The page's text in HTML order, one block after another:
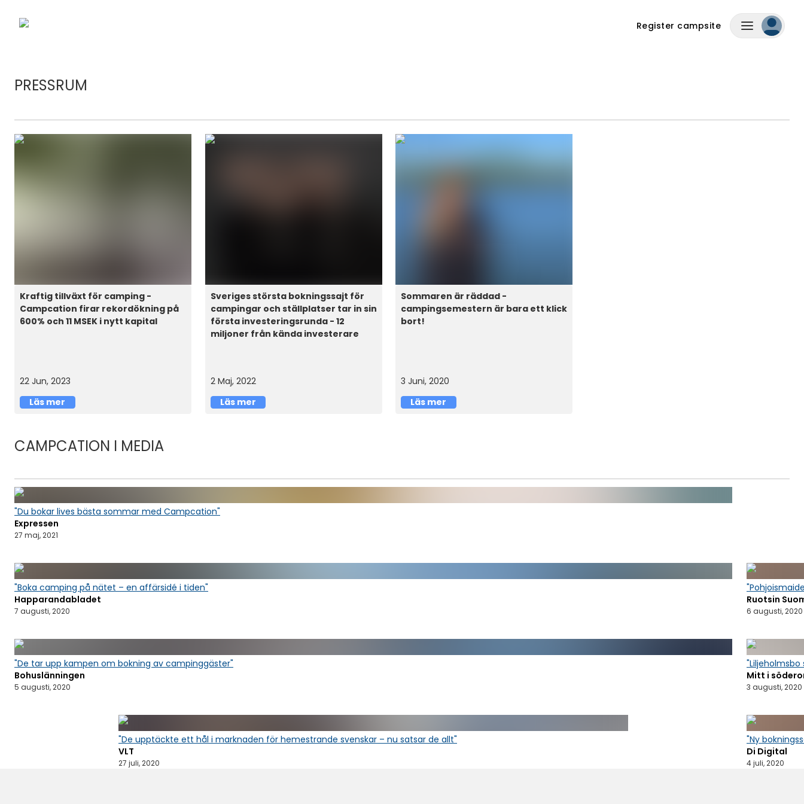
Register campsite
PRESSRUM
Kraftig tillväxt för camping -
Campcation firar rekordökning på
600% och 11 MSEK i nytt kapital
22 Jun, 2023
Läs mer
Sveriges största bokningssajt för
campingar och ställplatser tar in sin
första investeringsrunda - 12
miljoner från kända investerare
2 Maj, 2022
Läs mer
Sommaren är räddad -
campingsemestern är bara ett klick
bort!
3 Juni, 2020
Läs mer
CAMPCATION I MEDIA
"Du bokar lives bästa sommar med Campcation"
Expressen
27 maj, 2021
"Boka camping på nätet – en affärsidé i tiden"
Happarandabladet
7 augusti, 2020
Ruotsin
6 augusti, 2020
"De tar upp kampen om bokning av campinggäster"
Bohuslänningen
5 augusti, 2020
Mitt i
3 augusti, 2020
"De upptäckte ett hål i marknaden för hemestrande svenskar – nu satsar de allt"
VLT
27 juli, 2020
"Ny
Di Digital
4 juli, 2020